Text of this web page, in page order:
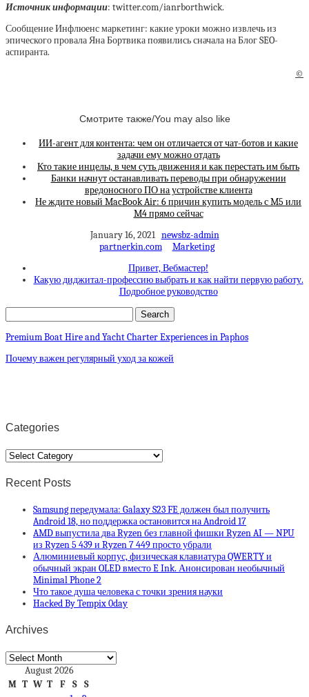
Источник информации: twitter.com/ianrborthwick.
Сообщение Инфлюенс маркетинг: какие уроки можно извлечь из
эпического провала Яна Бортвика появились сначала на Блог SEO-
аспиранта.
©
Смотрите также/You may also like
ИИ-агент для контента: чем он отличается от чат-ботов и какие
задачи ему можно отдать
Кто такие инцелы, в чем суть движения и как перестать им быть
Банки начнут останавливать переводы при обнаружении
вредоносного ПО на устройстве клиента
Не ждите новый MacBook Air: 6 причин купить модель с M5 или
M4 прямо сейчас
January 16, 2021 newsbz-admin
partnerkin.com
Marketing
Привет, Вебмастер!
Какую диджитал-профессию выбрать и как найти первую работу.
Подробное руководство
Premium Boat Hire and Yacht Charter Experiences in Paphos
Почему важен регулярный уход за кожей
Categories
Categories
Recent Posts
Samsung передумала: Galaxy S23 FE должен был получить
Android 18, но поддержка остановится на Android 17
AMD выпустила два Ryzen без главной фишки Ryzen AI — NPU
из Ryzen 5 439 и Ryzen 7 449 просто убрали
Алюминиевый корпус, физическая клавиатура QWERTY и
обычный экран OLED вместо E Ink. Анонсирован необычный
Minimal Phone 2
Что такое душа человека с точки зрения науки
Hacked By Tempix 0day
Archives
Archives
August 2026
M T W T F S
S